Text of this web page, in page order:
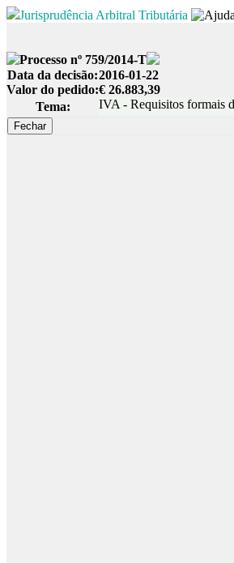
Jurisprudência Arbitral Tributária
Processo nº 759/2014-T
Data da decisão:2016-01-22
Valor do pedido:€ 26.883,39
Tema:
IVA - Requisitos formais